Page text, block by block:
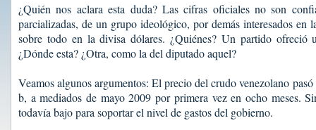
¿Quién nos aclara esta duda? Las cifras oficiales no son
parcializadas, de un grupo ideológico, por demás interesados en
sobre todo en la divisa dólares. ¿Quiénes? Un partido ofreció
¿Dónde esta? ¿Otra, como la del diputado aquel?
Veamos algunos argumentos: El precio del crudo venezolano
b, a mediados de mayo 2009 por primera vez en ocho meses.
todavía bajo para soportar el nivel de gastos del gobierno.